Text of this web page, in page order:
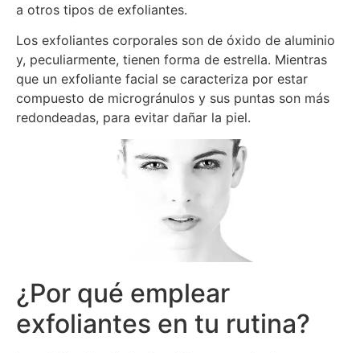
a otros tipos de exfoliantes.
Los exfoliantes corporales son de óxido de aluminio
y, peculiarmente, tienen forma de estrella. Mientras
que un exfoliante facial se caracteriza por estar
compuesto de microgránulos y sus puntas son más
redondeadas, para evitar dañar la piel.
¿Por qué emplear
exfoliantes en tu rutina?